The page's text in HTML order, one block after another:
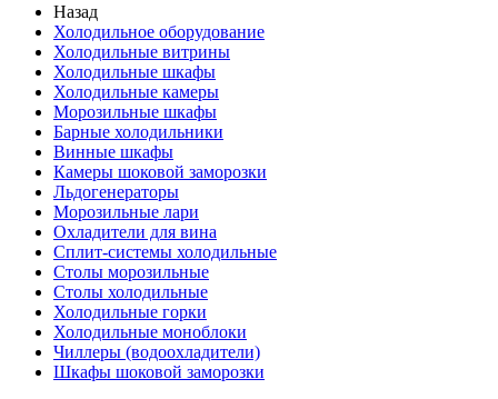
Назад
Холодильное оборудование
Холодильные витрины
Холодильные шкафы
Холодильные камеры
Морозильные шкафы
Барные холодильники
Винные шкафы
Камеры шоковой заморозки
Льдогенераторы
Морозильные лари
Охладители для вина
Сплит-системы холодильные
Столы морозильные
Столы холодильные
Холодильные горки
Холодильные моноблоки
Чиллеры (водоохладители)
Шкафы шоковой заморозки